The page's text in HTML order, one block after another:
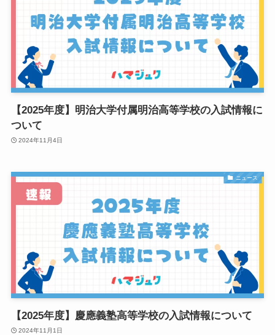
【2025年度】明治大学付属明治高等学校の入試情報に
ついて
2024年11月4日
ニュース
【2025年度】慶應義塾高等学校の入試情報について
2024年11月1日